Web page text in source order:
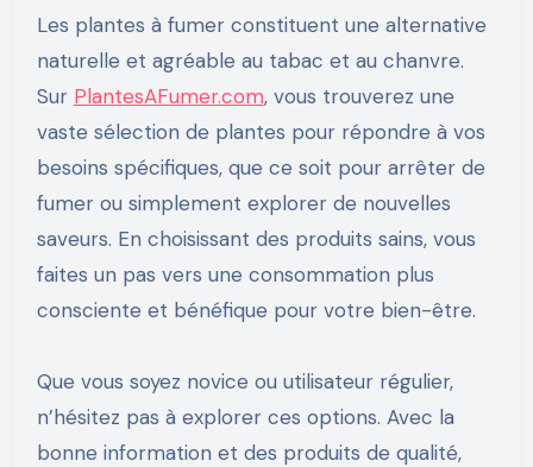
Les plantes à fumer constituent une alternative
naturelle et agréable au tabac et au chanvre.
Sur PlantesAFumer.com, vous trouverez une
vaste sélection de plantes pour répondre à vos
besoins spécifiques, que ce soit pour arrêter de
fumer ou simplement explorer de nouvelles
saveurs. En choisissant des produits sains, vous
faites un pas vers une consommation plus
consciente et bénéfique pour votre bien-être.
Que vous soyez novice ou utilisateur régulier,
n’hésitez pas à explorer ces options. Avec la
bonne information et des produits de qualité,